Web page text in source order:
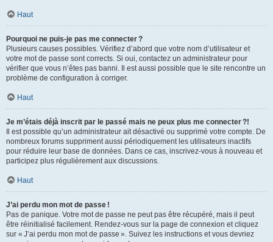
Haut
Pourquoi ne puis-je pas me connecter ?
Plusieurs causes possibles. Vérifiez d’abord que votre nom d’utilisateur et
votre mot de passe sont corrects. Si oui, contactez un administrateur pour
vérifier que vous n’êtes pas banni. Il est aussi possible que le site rencontre un
problème de configuration à corriger.
Haut
Je m’étais déjà inscrit par le passé mais ne peux plus me connecter ?!
Il est possible qu’un administrateur ait désactivé ou supprimé votre compte. De
nombreux forums suppriment aussi périodiquement les utilisateurs inactifs
pour réduire leur base de données. Dans ce cas, inscrivez-vous à nouveau et
participez plus régulièrement aux discussions.
Haut
J’ai perdu mon mot de passe !
Pas de panique. Votre mot de passe ne peut pas être récupéré, mais il peut
être réinitialisé facilement. Rendez-vous sur la page de connexion et cliquez
sur « J’ai perdu mon mot de passe ». Suivez les instructions et vous devriez